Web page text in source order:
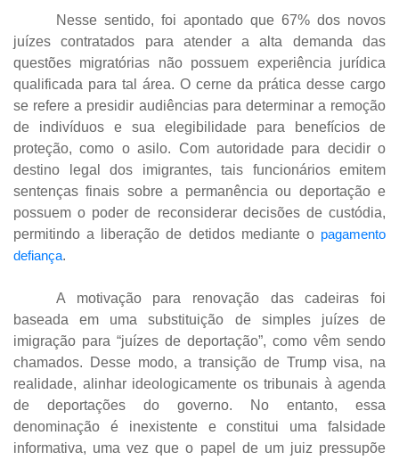
Nesse sentido, foi apontado que 67% dos novos
juízes contratados para atender a alta demanda das
questões migratórias não possuem experiência jurídica
qualificada para tal área. O cerne da prática desse cargo
se refere a presidir audiências para determinar a remoção
de indivíduos e sua elegibilidade para benefícios de
proteção, como o asilo. Com autoridade para decidir o
destino legal dos imigrantes, tais funcionários emitem
sentenças finais sobre a permanência ou deportação e
possuem o poder de reconsiderar decisões de custódia,
permitindo a liberação de detidos mediante o pagamento
defiança.
A motivação para renovação das cadeiras foi
baseada em uma substituição de simples juízes de
imigração para “juízes de deportação”, como vêm sendo
chamados. Desse modo, a transição de Trump visa, na
realidade, alinhar ideologicamente os tribunais à agenda
de deportações do governo. No entanto, essa
denominação é inexistente e constitui uma falsidade
informativa, uma vez que o papel de um juiz pressupõe